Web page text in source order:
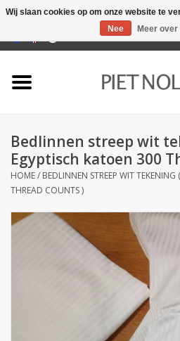
Badlinnen
Bedlinnen
Tafellinnen
Bedlinnen streep wit
Egyptisch katoen 300
HOME/ BEDLINNEN STREEP WIT
THREAD COUNTS )
Wij slaan cookies op om onze website te
Nee
Meer